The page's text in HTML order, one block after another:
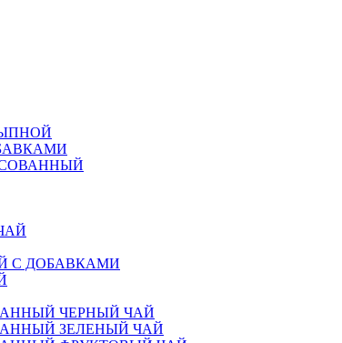
С ДОБАВКАМИ
ЧЕРНЫЙ ЧАЙ
ЗЕЛЕНЫЙ ЧАЙ